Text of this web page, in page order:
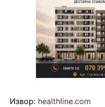
Извор: healthline.com